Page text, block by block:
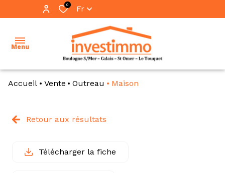
0 Fr
Menu
ventes
vente
pro
Accueil Vente Outreau Maison
Retour aux résultats
Télécharger la fiche